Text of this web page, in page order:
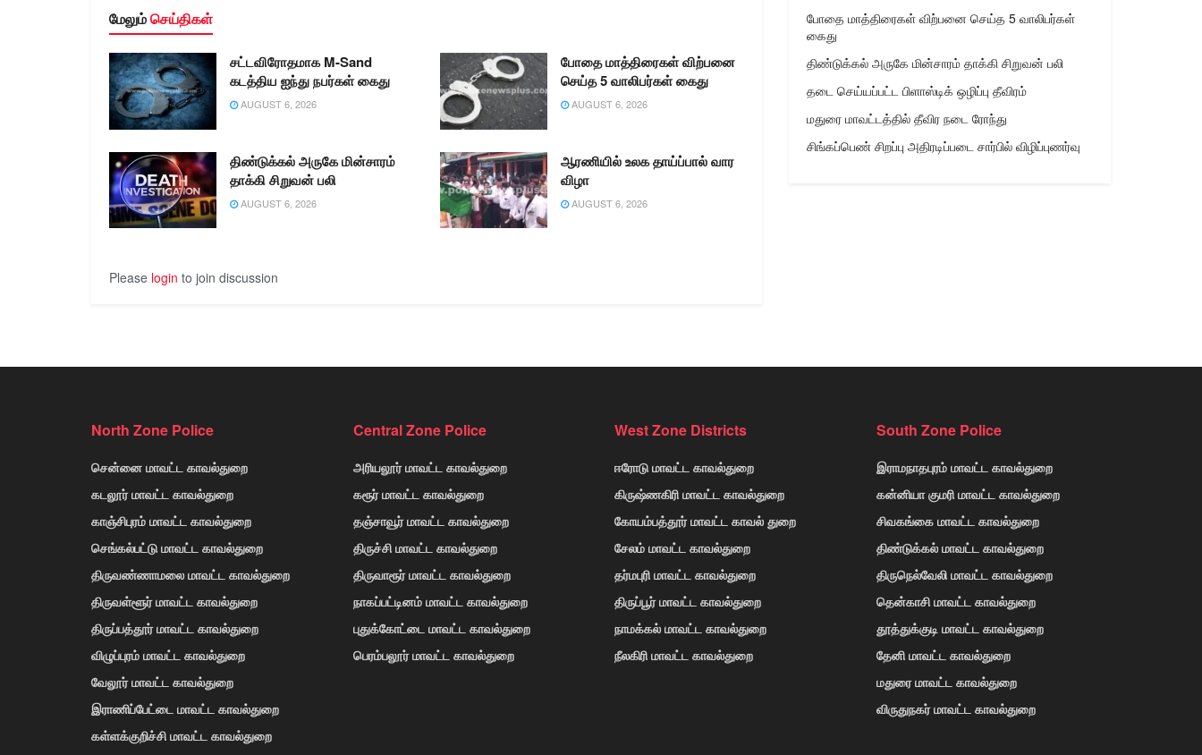
வாகன சோதனையில் ஈடுபட்டனர்.…
மேலும்செய்திகள்
சட்டவிரோதமாக M-Sand
கடத்திய ஐந்து நபர்கள் கைது
AUGUST 6, 2026
போதை மாத்திரைகள் விற்பனை
செய்த 5 வாலிபர்கள் கைது
AUGUST 6, 2026
திண்டுக்கல் அருகே மின்சாரம்
தாக்கி சிறுவன் பலி
AUGUST 6, 2026
ஆரணியில் உலக தாய்ப்பால் வார
விழா
AUGUST 6, 2026
Please login to join discussion
போதை மாத்திரைகள் விற்பனை செய்த 5 வாலிபர்கள்
கைது
திண்டுக்கல் அருகே மின்சாரம் தாக்கி சிறுவன் பலி
தடை செய்யப்பட்ட பிளாஸ்டிக் ஒழிப்பு தீவிரம்
மதுரை மாவட்டத்தில் தீவிர நடை ரோந்து
சிங்கப்பெண் சிறப்பு அதிரடிப்படை சார்பில் விழிப்புணர்வு
North Zone Police
சென்னை மாவட்ட காவல்துறை
கடலூர் மாவட்ட காவல்துறை
காஞ்சிபுரம் மாவட்ட காவல்துறை
செங்கல்பட்டு மாவட்ட காவல்துறை
திருவண்ணாமலை மாவட்ட காவல்துறை
திருவள்ளூர் மாவட்ட காவல்துறை
திருப்பத்தூர் மாவட்ட காவல்துறை
விழுப்புரம் மாவட்ட காவல்துறை
வேலூர் மாவட்ட காவல்துறை
இராணிப்பேட்டை மாவட்ட காவல்துறை
கள்ளக்குறிச்சி மாவட்ட காவல்துறை
Central Zone Police
அரியலூர் மாவட்ட காவல்துறை
கரூர் மாவட்ட காவல்துறை
தஞ்சாவூர் மாவட்ட காவல்துறை
திருச்சி மாவட்ட காவல்துறை
திருவாரூர் மாவட்ட காவல்துறை
நாகப்பட்டினம் மாவட்ட காவல்துறை
புதுக்கோட்டை மாவட்ட காவல்துறை
பெரம்பலூர் மாவட்ட காவல்துறை
West Zone Districts
ஈரோடு மாவட்ட காவல்துறை
கிருஷ்ணகிரி மாவட்ட காவல்துறை
கோயம்பத்தூர் மாவட்ட காவல் துறை
சேலம் மாவட்ட காவல்துறை
தர்மபுரி மாவட்ட காவல்துறை
திருப்பூர் மாவட்ட காவல்துறை
நாமக்கல் மாவட்ட காவல்துறை
நீலகிரி மாவட்ட காவல்துறை
South Zone Police
இராமநாதபுரம் மாவட்ட காவல்துறை
கன்னியா குமரி மாவட்ட காவல்துறை
சிவகங்கை மாவட்ட காவல்துறை
திண்டுக்கல் மாவட்ட காவல்துறை
திருநெல்வேலி மாவட்ட காவல்துறை
தென்காசி மாவட்ட காவல்துறை
தூத்துக்குடி மாவட்ட காவல்துறை
தேனி மாவட்ட காவல்துறை
மதுரை மாவட்ட காவல்துறை
விருதுநகர் மாவட்ட காவல்துறை